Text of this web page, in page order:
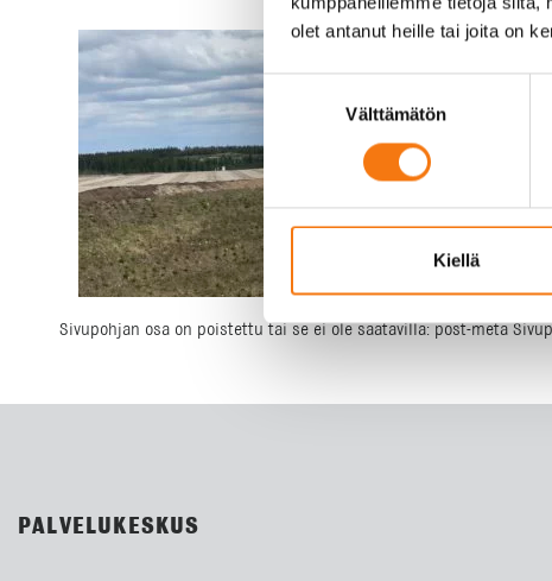
olet antanut heille tai joita on
Suostumuksen
valinta
Välttämätön
Kiellä
Sivupohjan osa on poistettu tai se ei ole saatavilla: post-meta
PALVELUKESKUS